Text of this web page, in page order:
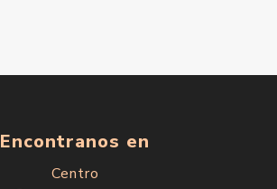
Encontranos en
Centro